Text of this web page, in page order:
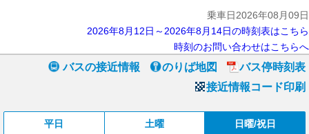
乗車日2026年08月09日
2026年8月12日～2026年8月14日の時刻表はこちら
時刻のお問い合わせはこちらへ
バスの接近情報 のりば地図
バス停時刻表
接近情報コード印刷
平日 土曜 日曜/祝日